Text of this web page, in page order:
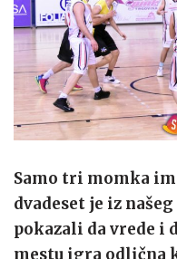
Samo tri momka
dvadeset je iz
pokazali da vrede i
mestu igra odlična